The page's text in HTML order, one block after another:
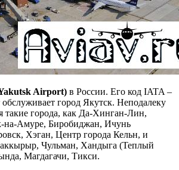
Airport) в России. Его код IATA –
город Якутск. Неподалеку
такие города, как Да-Хинган-Лин,
на-Амуре, Биробиджан, Ичунь
Хэган, Центр города Кельн, и
Чульман, Хандыга (Теплый
Магдагачи, Тикси.